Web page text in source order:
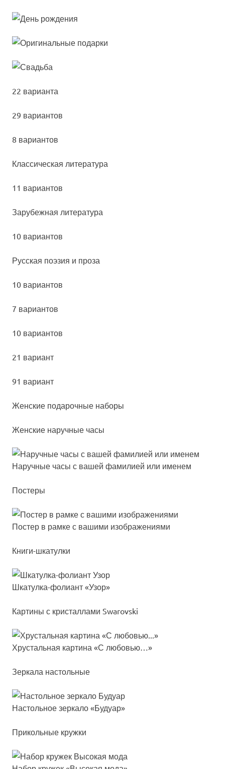
22 варианта
29 вариантов
8 вариантов
Клас­си­чес­кая ли­те­ра­ту­ра
11 вариантов
Зару­беж­ная ли­те­ра­ту­ра
10 вариантов
Рус­ская по­эзия и про­за
10 вариантов
7 вариантов
10 вариантов
21 вариант
91 вариант
Жен­ские по­да­роч­ные на­бо­ры
Женские наручные часы
Наруч­ные ча­сы с ва­шей фа­ми­лией или име­нем
Постеры
Пос­тер в рам­ке с ва­ши­ми изоб­ра­же­ни­ями
Книги-шкатулки
Шка­тул­ка-фо­ли­ант «Узор»
Картины с кристаллами Swarovski
Хрус­таль­ная кар­ти­на «С лю­бовью…»
Зеркала настольные
Нас­толь­ное зер­ка­ло «Буду­ар»
Прикольные кружки